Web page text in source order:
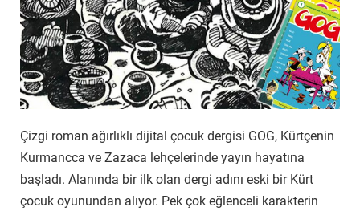
Çizgi roman ağırlıklı dijital çocuk dergisi GOG, Kürtçenin
Kurmancca ve Zazaca lehçelerinde yayın hayatına
başladı. Alanında bir ilk olan dergi adını eski bir Kürt
çocuk oyunundan alıyor. Pek çok eğlenceli karakterin